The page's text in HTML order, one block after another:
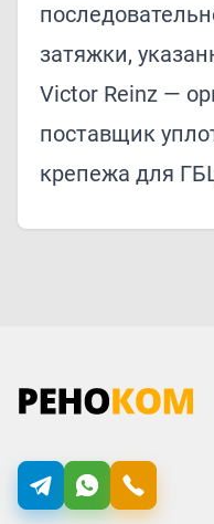
затяжки,
Victor Reinz —
поставщик
крепежа для